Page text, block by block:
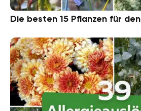
Die besten 15 Pflanzen für